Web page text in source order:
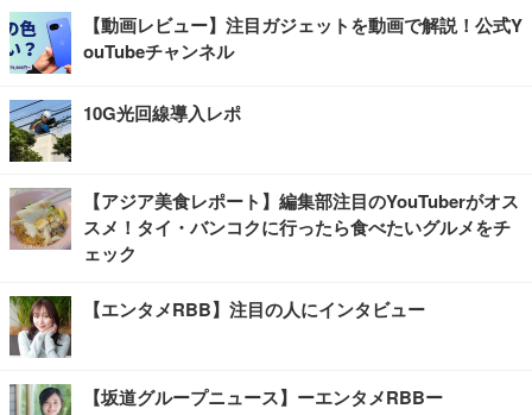
【動画レビュー】注目ガジェットを動画で解説！公式Y
ouTubeチャンネル
10G光回線導入レポ
【アジア美食レポート】編集部注目のYouTuberがオス
スメ！タイ・バンコクに行ったら食べたいグルメをチ
ェック
【エンタメRBB】注目の人にインタビュー
【坂道グループニュース】ーエンタメRBBー